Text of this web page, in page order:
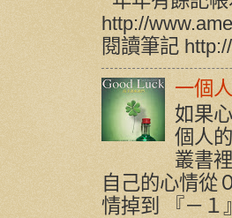
http://
閱讀筆記
一個
如果
個人
叢書
自己的心情從
情掉到 『－１